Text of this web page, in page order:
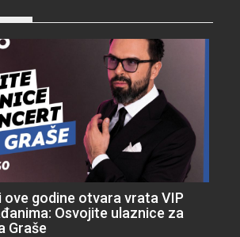
ove godine otvara vrata VIP
Osvojite ulaznice za
Graše